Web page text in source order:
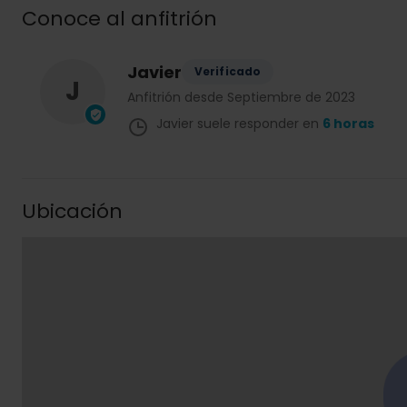
Conoce al anfitrión
J
Javier Verificado
Anfitrión desde Septiembre de 2023
Javier suele responder en 6 horas
Ubicación